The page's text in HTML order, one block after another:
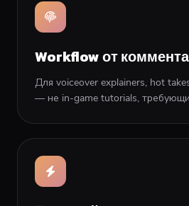
Workflow от
Для voiceover explainers, hot
— не in-game tutorials,